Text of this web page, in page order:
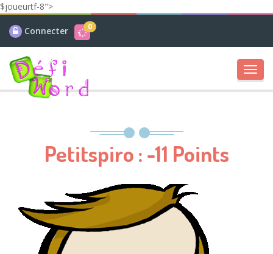
$joueurtf-8">
Connecter 0
Petitspiro : -11 Points